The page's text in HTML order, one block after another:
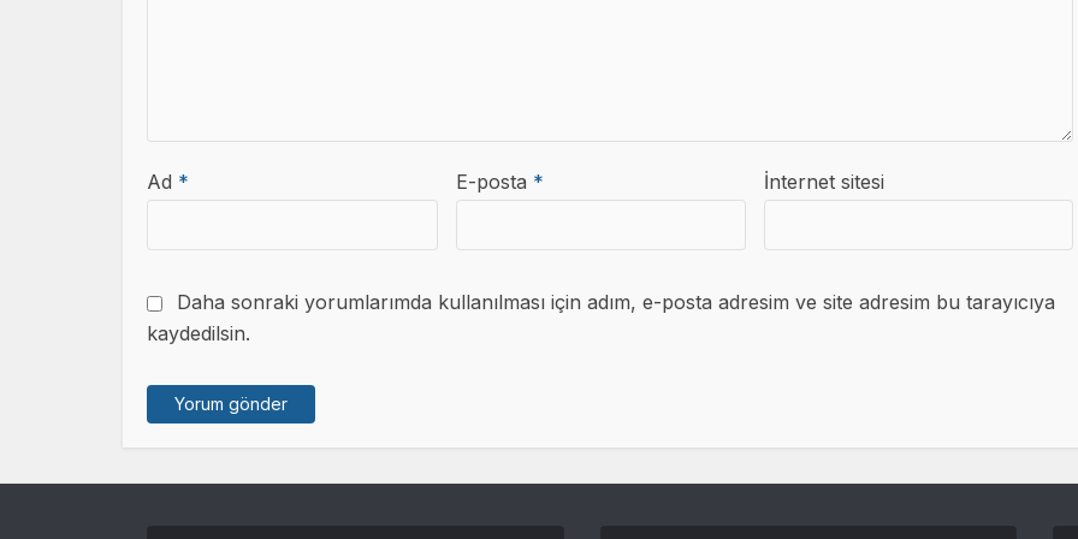
Ad * E-posta * İnternet sitesi
Daha sonraki yorumlarımda kullanılması için adım, e-posta adresim ve site adresim bu tarayıcıya
kaydedilsin.